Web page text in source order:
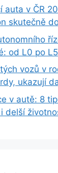
auta v ČR
skutečně
od L0 po L5
vozů v
ukazují
v autě: 8
delší